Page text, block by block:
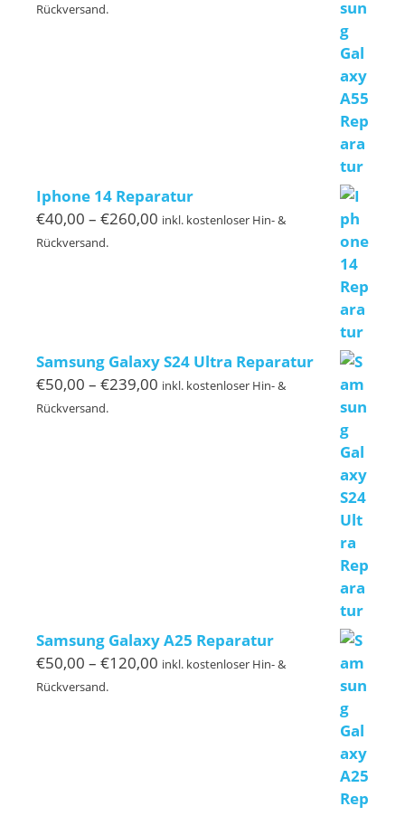
Rückversand.
Iphone 14 Reparatur
€40,00 – €260,00 Preisspanne:
inkl. kostenloser Hin- &
Rückversand.
Samsung Galaxy S24 Ultra Reparatur
€50,00 – €239,00 Preisspanne:
inkl. kostenloser Hin- &
Rückversand.
Samsung Galaxy A25 Reparatur
€50,00 – €120,00 Preisspanne:
inkl. kostenloser Hin- &
Rückversand.